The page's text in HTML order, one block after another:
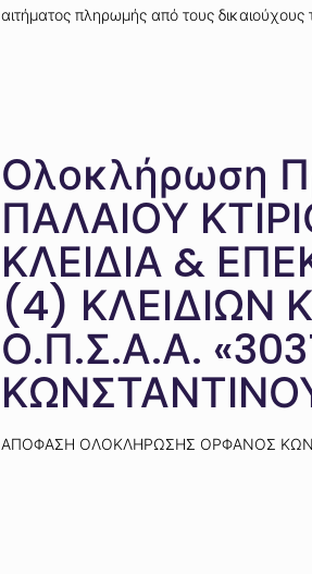
αιτήματος πληρωμής από τους δικαιούχους
Ολοκλήρωση
ΠΑΛΑΙΟΥ
ΚΛΕΙΔΙΑ &
(4) ΚΛΕΙΔΙΩΝ
Ο.Π.Σ.Α.Α.
ΑΠΟΦΑΣΗ ΟΛΟΚΛΗΡΩΣΗΣ ΟΡΦΑΝΟΣ